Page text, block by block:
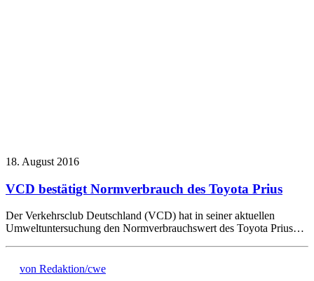
18. August 2016
VCD bestätigt Normverbrauch des Toyota Prius
Der Verkehrsclub Deutschland (VCD) hat in seiner aktuellen
Umweltuntersuchung den Normverbrauchswert des Toyota Prius…
von Redaktion/cwe